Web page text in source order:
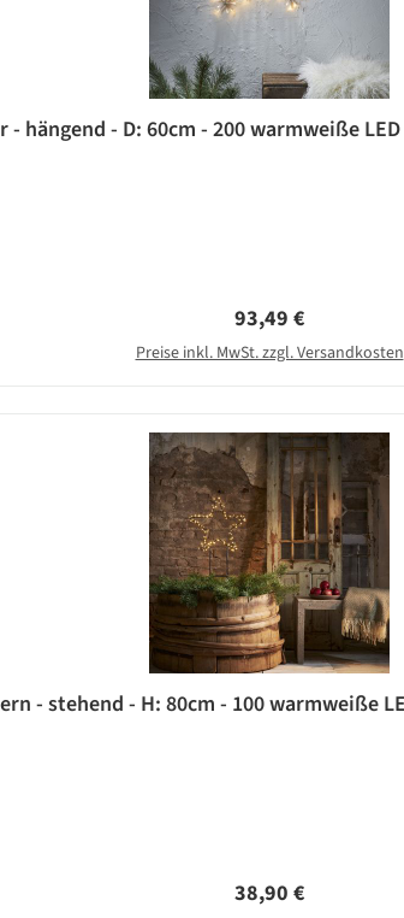
- hängend - D: 60cm - 200 warmweiße
Regulärer Preis:
93,49 €
Preise inkl. MwSt. zzgl. Versandkosten
- stehend - H: 80cm - 100 warmweiße
Regulärer Preis:
38,90 €